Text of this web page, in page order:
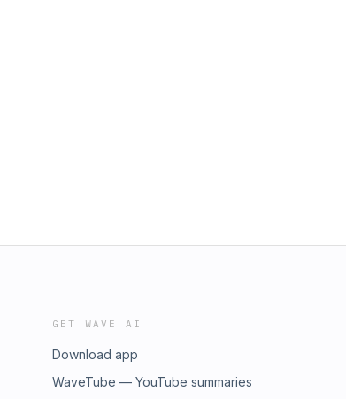
GET WAVE AI
Download app
WaveTube — YouTube summaries